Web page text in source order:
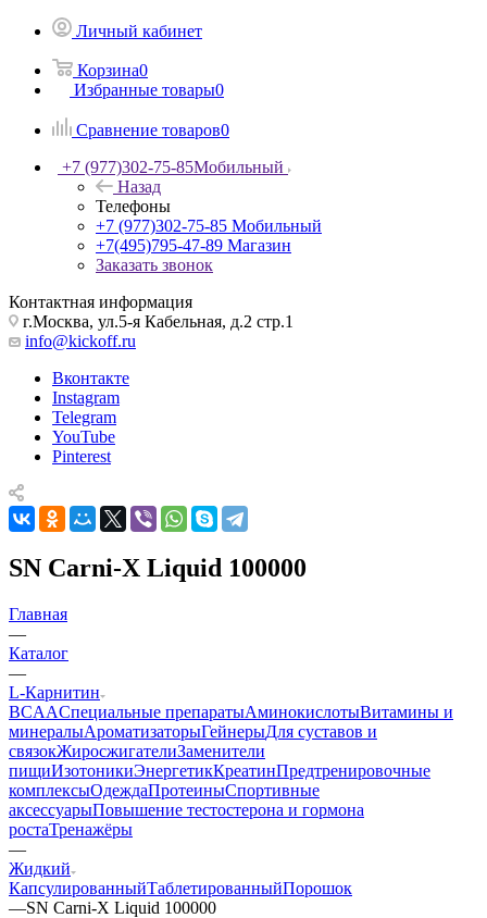
Личный кабинет
Корзина0
Избранные товары0
Сравнение товаров0
+7 (977)302-75-85Мобильный
Назад
Телефоны
+7 (977)302-75-85 Мобильный
+7(495)795-47-89 Магазин
Заказать звонок
Контактная информация
г.Москва, ул.5-я Кабельная, д.2 стр.1
info@kickoff.ru
Вконтакте
Instagram
Telegram
YouTube
Pinterest
SN Carni-X Liquid 100000
Главная
—
Каталог
—
L-Карнитин
BCAACпециальные препаратыАминокислотыВитамины и
минералыАроматизаторыГейнерыДля суставов и
связокЖиросжигателиЗаменители
пищиИзотоникиЭнергетикКреатинПредтренировочные
комплексыОдеждаПротеиныСпортивные
аксессуарыПовышение тестостерона и гормона
ростаТренажёры
—
Жидкий
КапсулированныйТаблетированныйПорошок
—SN Carni-X Liquid 100000